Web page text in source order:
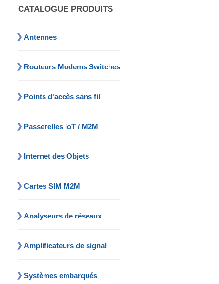
CATALOGUE PRODUITS
Antennes
Routeurs Modems Switches
Points d'accès sans fil
Passerelles IoT / M2M
Internet des Objets
Cartes SIM M2M
Analyseurs de réseaux
Amplificateurs de signal
Systèmes embarqués